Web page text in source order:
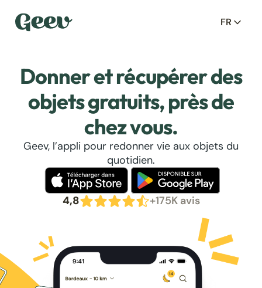
FR
Donner et récupérer des
objets gratuits, près de
chez vous.
Geev, l’appli pour redonner vie aux objets du
quotidien.
4,8 +175K avis